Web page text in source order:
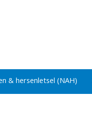
& hersenletsel (NAH)